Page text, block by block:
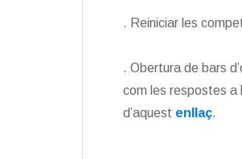
. Reiniciar les
. Obertura de bars
com les respostes a
d’aquest enllaç.